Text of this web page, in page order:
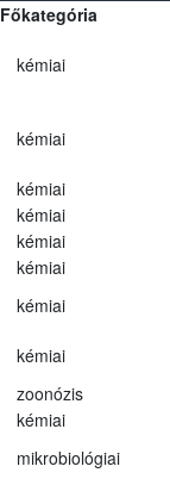
Főkategória
kémiai
kémiai
kémiai
kémiai
kémiai
kémiai
kémiai
kémiai
zoonózis
kémiai
mikrobiológiai